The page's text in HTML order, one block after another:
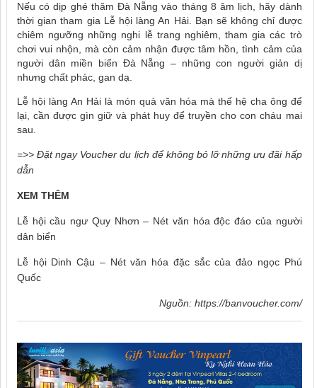
Nếu có dịp ghé thăm Đà Nẵng vào tháng 8 âm lịch, hãy dành
thời gian tham gia Lễ hội làng An Hải. Bạn sẽ không chỉ được
chiêm ngưỡng những nghi lễ trang nghiêm, tham gia các trò
chơi vui nhộn, mà còn cảm nhận được tâm hồn, tình cảm của
người dân miền biển Đà Nẵng – những con người giản dị
nhưng chất phác, gan dạ.
Lễ hội làng An Hải là món quà văn hóa mà thế hệ cha ông để
lại, cần được gìn giữ và phát huy để truyền cho con cháu mai
sau.
=>> Đặt ngay Voucher du lịch để không bỏ lỡ những ưu đãi hấp
dẫn
XEM THÊM
Lễ hội cầu ngư Quy Nhơn – Nét văn hóa độc đáo của người
dân biển
Lễ hội Dinh Cậu – Nét văn hóa đặc sắc của đảo ngọc Phú
Quốc
Nguồn: https://banvoucher.com/